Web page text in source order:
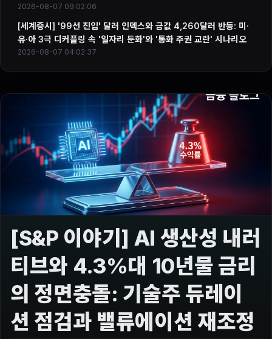
2026-08-07 09:02:06
[세계증시] '99선 진입' 달러 인덱스와 금값 4,260달러 반등: 미·
유·아 3극 디커플링 속 '일자리 둔화'와 '통화 주권 교란' 시나리오
2026-08-07 04:02:37
[S&P 이야기] AI 생산성 내러
티브와 4.3%대 10년물 금리
의 정면충돌: 기술주 듀레이
션 점검과 밸류에이션 재조정